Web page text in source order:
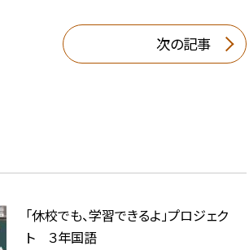
次の記事
「休校でも、学習できるよ」プロジェク
ト ３年国語